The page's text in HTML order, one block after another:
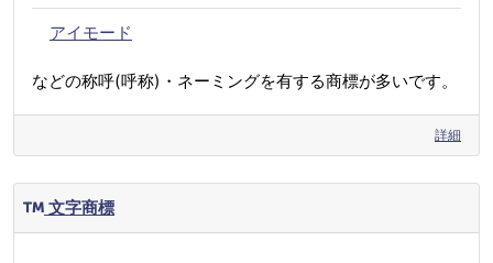
アイモード
などの称呼(呼称)・ネーミングを有する商標が多いです。
詳細
文字商標